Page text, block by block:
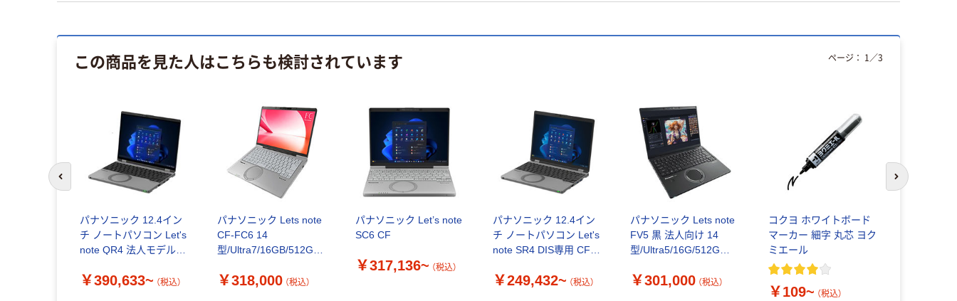
この商品を見た人はこちらも検討されています
パナソニック 12.4イン
チ ノートパソコン Let's
note QR4 法人モデル
￥390,633~ （税込）
パナソニック Lets note
CF-FC6 14
型/Ultra7/16GB/512GB
送品）
￥318,000 （税込）
パナソニック Let’s note
SC6 CF
￥317,136~ （税込）
パナソニック 12.4イン
チ ノートパソコン Let's
note SR4 DIS専用 CF-
￥249,432~ （税込）
パナソニック Lets note
FV5 黒 法人向け 14
型/Ultra5/16G/512G
送品）
￥301,000 （税込）
コクヨ ホワイトボード
マーカー 細字 丸芯 ヨク
ミエール
￥109~ （税込）
ページ： 1 ／3
前のスライドへ 次のスライド